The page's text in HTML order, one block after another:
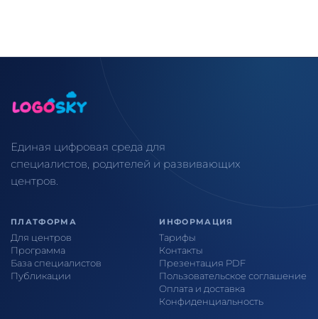
Единая цифровая среда для
специалистов, родителей и развивающих
центров.
ПЛАТФОРМА
Для центров
Программа
База специалистов
Публикации
ИНФОРМАЦИЯ
Тарифы
Контакты
Презентация PDF
Пользовательское соглашение
Оплата и доставка
Конфиденциальность